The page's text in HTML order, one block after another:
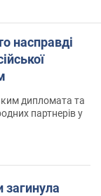
насправді
дипломата та
партнерів у
загинула